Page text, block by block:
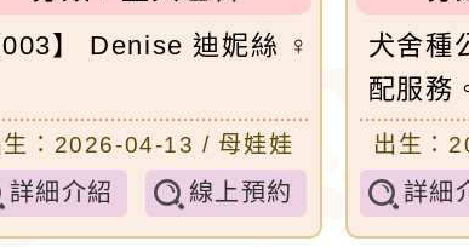
003】 Denise 迪妮絲 ♀
生：2026-04-13 / 母娃娃
詳細介紹 線上預約
犬舍種
配服務
出生：
詳細